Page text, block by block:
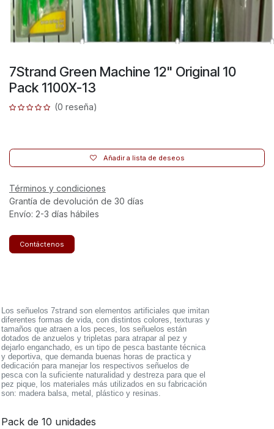
7Strand Green Machine 12" Original 10
Pack 1100X-13
(0 reseña)
Añadir a lista de deseos
Términos y condiciones
Grantía de devolución de 30 días
Envío: 2-3 días hábiles
Contáctenos
Los señuelos 7strand son elementos artificiales que imitan
diferentes formas de vida, con distintos colores, texturas y
tamaños que atraen a los peces, los señuelos están
dotados de anzuelos y tripletas para atrapar al pez y
dejarlo enganchado, es un tipo de pesca bastante técnica
y deportiva, que demanda buenas horas de practica y
dedicación para manejar los respectivos señuelos de
pesca con la suficiente naturalidad y destreza para que el
pez pique, los materiales más utilizados en su fabricación
son: madera balsa, metal, plástico y resinas.
Pack de 10 unidades